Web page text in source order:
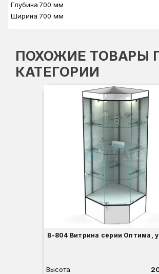
Глубина 700 мм
Ширина 700 мм
ПОХОЖИЕ ТОВАРЫ
КАТЕГОРИИ
В-804 Витрина серии Оптима,
Высота